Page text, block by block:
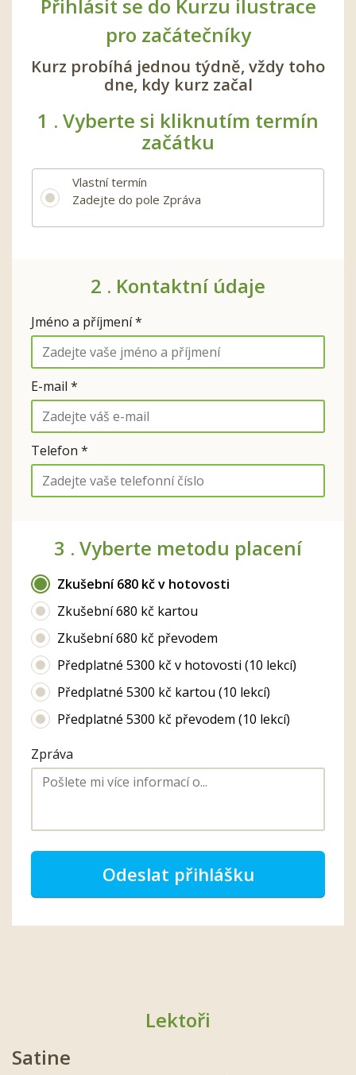
Přihlásit se do Kurzu ilustrace
pro začátečníky
Kurz probíhá jednou týdně, vždy toho
dne, kdy kurz začal
1 . Vyberte si kliknutím termín
začátku
Vlastní termín
Zadejte do pole Zpráva
2 . Kontaktní údaje
Jméno a příjmení *
E-mail *
Telefon *
3 . Vyberte metodu placení
Zkušební 680 kč v hotovosti
Zkušební 680 kč kartou
Zkušební 680 kč převodem
Předplatné 5300 kč v hotovosti (10 lekcí)
Předplatné 5300 kč kartou (10 lekcí)
Předplatné 5300 kč převodem (10 lekcí)
Zpráva
Odeslat přihlášku
Lektoři
Satine